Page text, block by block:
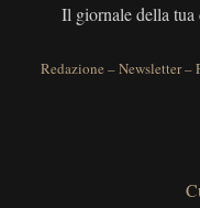
Il giornale della tua
Redazione –Newsletter–